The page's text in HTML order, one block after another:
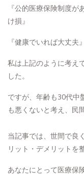
『公的医療保険制度
け損』
『健康でいれば大丈夫
私は上記のように考え
した。
ですが、年齢も30代中
も悪くないと考え、民
当記事では、世間で良
リット・デメリットを
あなたにとって医療保